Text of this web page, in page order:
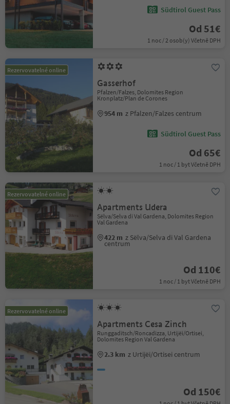
Südtirol Guest Pass
Od 51€
1 noc / 2 osob(y) Včetně DPH
Rezervovatelné online
Gasserhof
Pfalzen/Falzes, Dolomites Region
Kronplatz/Plan de Corones
954 m z Pfalzen/Falzes centrum
Südtirol Guest Pass
Od 65€
1 noc / 1 byt Včetně DPH
Rezervovatelné online
Apartments Udera
Sëlva/Selva di Val Gardena, Dolomites Region
Val Gardena
422 m z Sëlva/Selva di Val Gardena
centrum
Od 110€
1 noc / 1 byt Včetně DPH
Rezervovatelné online
Apartments Cesa Zinch
Runggaditsch/Roncadizza, Urtijëi/Ortisei,
Dolomites Region Val Gardena
2.3 km z Urtijëi/Ortisei centrum
Od 150€